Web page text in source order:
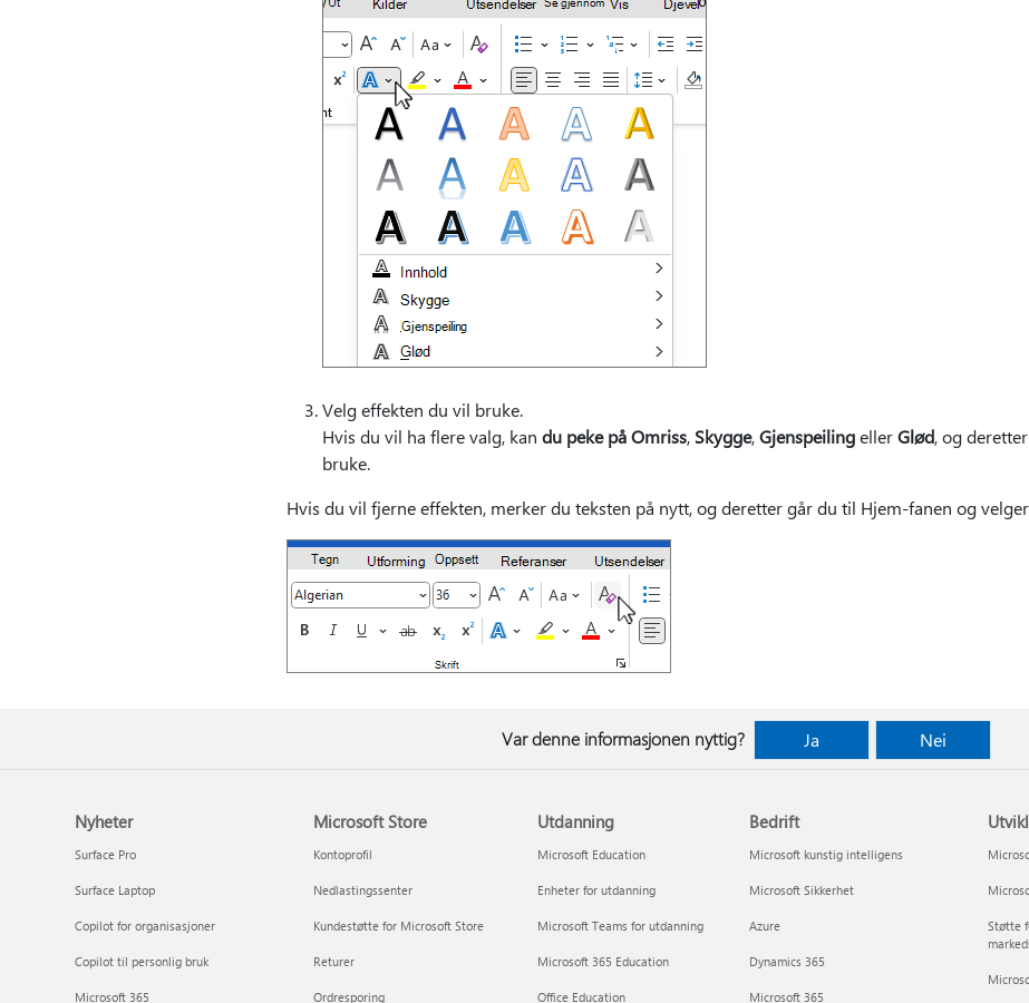
Velg effekten du vil bruke.
Hvis du vil ha flere valg, kan du peke på Omriss, Skygge,GjenspeilingellerGlød, og
bruke.
Hvis du vil fjerne effekten, merker du teksten på nytt, og deretter gårdu til Hjem-fanen og velger
Var denne informasjonen nyttig? Ja Nei
Nyheter
Surface Pro
Surface Laptop
Copilot for organisasjoner
Copilot til personlig bruk
Microsoft 365
Microsoft Store
Kontoprofil
Nedlastingssenter
Kundestøtte for Microsoft Store
Returer
Ordresporing
Utdanning
Microsoft Education
Enheter for utdanning
Microsoft Teams for utdanning
Microsoft 365 Education
Office Education
Bedrift
Microsoft kunstig intelligens
Microsoft Sikkerhet
Azure
Dynamics 365
Microsoft 365
Støtte